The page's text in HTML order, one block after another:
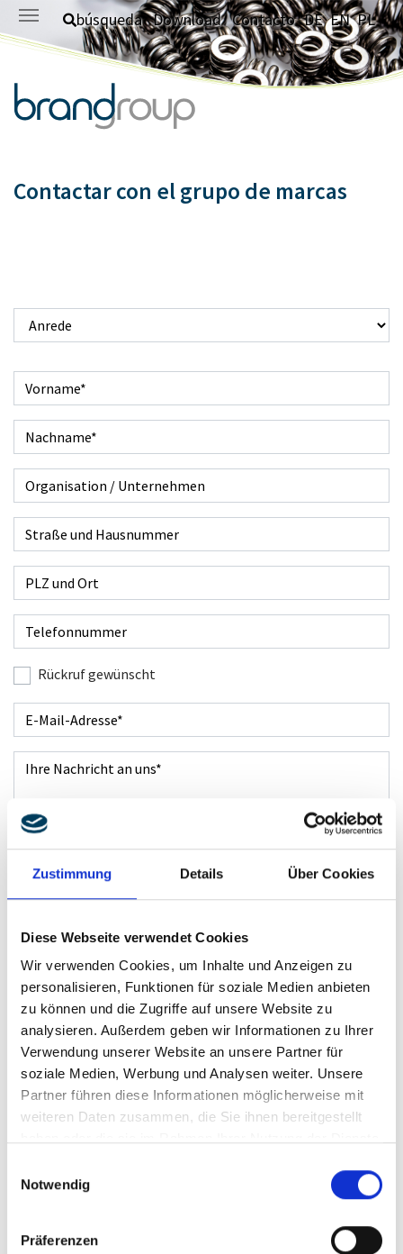
Zustimmung Details Über Cookies
Diese Webseite verwendet Cookies
Wir verwenden Cookies, um Inhalte und Anzeigen zu
personalisieren, Funktionen für soziale Medien anbieten
zu können und die Zugriffe auf unsere Website zu
analysieren. Außerdem geben wir Informationen zu Ihrer
Verwendung unserer Website an unsere Partner für
soziale Medien, Werbung und Analysen weiter. Unsere
Partner führen diese Informationen möglicherweise mit
weiteren Daten zusammen, die Sie ihnen bereitgestellt
Notwendig
Präferenzen
Saltar al contenido principal
búsqueda Download Contacto DE EN PL
Contactar con el grupo de marcas
Anrede
Vorname*
Nachname*
Organisation / Unternehmen
Straße und Hausnummer
PLZ und Ort
Telefonnummer
Rückruf gewünscht
Rückruf gewünscht
E-Mail*
Ihre Nachricht*
Datenschutz*
Ich habe dieDatenschutzerklärungzur Kenntnis
zur Kontaktaufnahme und für Rückfragen gespeichert
werden! Hinweis: Diese Einwilligung können Sie jederzeit
für die Zukunft per E-Mail ankontakt@brand-group.com
widerrufen.
Bitte das Ergebnis der Berechnung aus dem Bild in das Feld
eintragen.
Captcha